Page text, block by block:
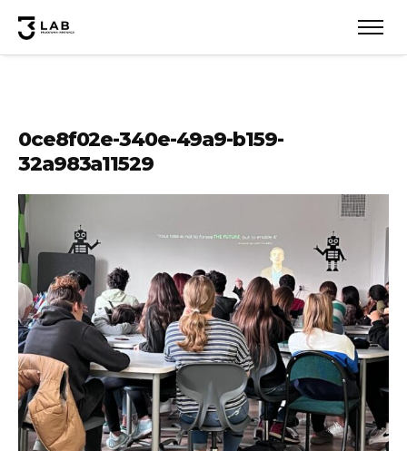
0ce8f02e-340e-49a9-b159-
32a983a11529